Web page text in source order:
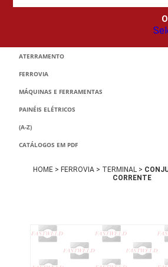
ATERRAMENTO
FERROVIA
MÁQUINAS E FERRAMENTAS
PAINÉIS ELÉTRICOS
(A-Z)
CATÁLOGOS EM PDF
HOME > FERROVIA > TERMINAL >
CORRENTE